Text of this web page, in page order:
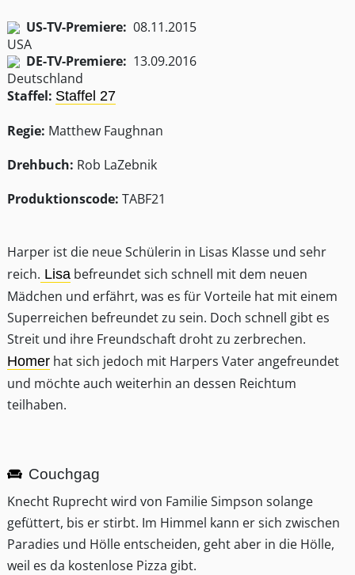
US-TV-Premiere: 08.11.2015
DE-TV-Premiere: 13.09.2016
Staffel: Staffel 27
Regie: Matthew Faughnan
Drehbuch: Rob LaZebnik
Produktionscode: TABF21
Harper ist die neue Schülerin in Lisas Klasse und sehr
reich. Lisa befreundet sich schnell mit dem neuen
Mädchen und erfährt, was es für Vorteile hat mit einem
Superreichen befreundet zu sein. Doch schnell gibt es
Streit und ihre Freundschaft droht zu zerbrechen.
Homer hat sich jedoch mit Harpers Vater angefreundet
und möchte auch weiterhin an dessen Reichtum
teilhaben.
Couchgag
Knecht Ruprecht wird von Familie Simpson solange
gefüttert, bis er stirbt. Im Himmel kann er sich zwischen
Paradies und Hölle entscheiden, geht aber in die Hölle,
weil es da kostenlose Pizza gibt.